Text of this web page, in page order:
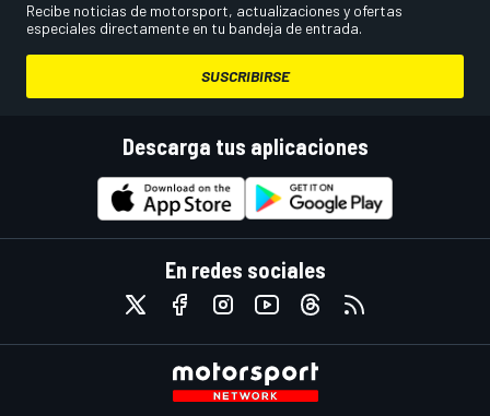
Recibe noticias de motorsport, actualizaciones y ofertas
especiales directamente en tu bandeja de entrada.
SUSCRIBIRSE
Descarga tus aplicaciones
En redes sociales